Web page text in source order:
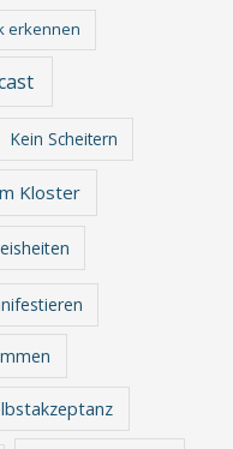
erkennen
Kein Scheitern
Kloster